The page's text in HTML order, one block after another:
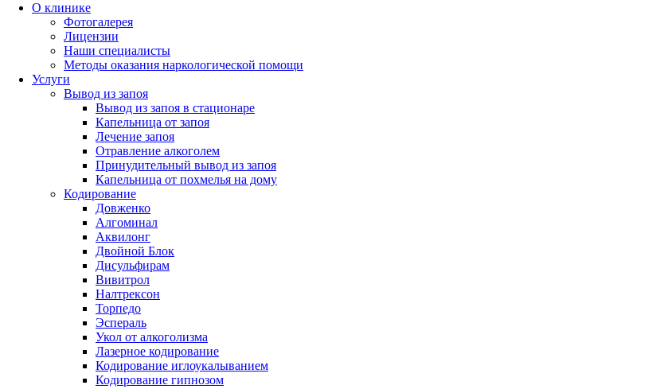
О клинике
Фотогалерея
Лицензии
Наши специалисты
Методы оказания наркологической помощи
Услуги
Вывод из запоя
Вывод из запоя в стационаре
Капельница от запоя
Лечение запоя
Отравление алкоголем
Принудительный вывод из запоя
Капельница от похмелья на дому
Кодирование
Довженко
Алгоминал
Аквилонг
Двойной Блок
Дисульфирам
Вивитрол
Налтрексон
Торпедо
Эспераль
Укол от алкоголизма
Лазерное кодирование
Кодирование иглоукалыванием
Кодирование гипнозом